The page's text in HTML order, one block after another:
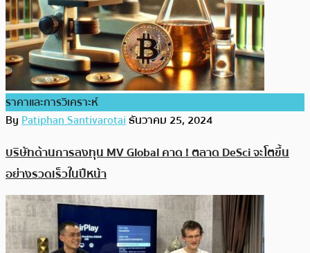
ราคาและการวิเคราะห์
ByPatiphan Santivarotaiธันวาคม 25, 2024
บริษัทด้านการลงทุน MV Global คาด ! ตลาด DeSci จะโตขึ้น
อย่างรวดเร็วในปีหน้า